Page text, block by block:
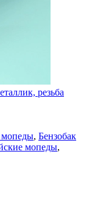
резьба
мопеды, Бензобак
мопеды,